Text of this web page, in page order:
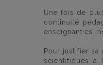
Une fois de
continuité
enseignant·es
Pour justifier
scientifiques à